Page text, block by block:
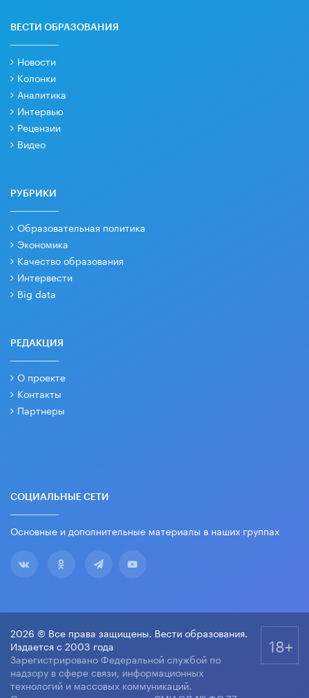
ВЕСТИ ОБРАЗОВАНИЯ
Новости
Колонки
Аналитика
Интервью
Рецензии
Видео
РУБРИКИ
Образовательная политика
Экономика
Качество образования
Интервести
Big data
РЕДАКЦИЯ
О проекте
Контакты
Партнеры
СОЦИАЛЬНЫЕ СЕТИ
Основные и дополнительные материалы в наших группах
2026 © Все права защищены. Вести образования.
Издается с 2003 года
Зарегистрировано Федеральной службой по
надзору в сфере связи, информационных
технологий и массовых коммуникаций.
18+